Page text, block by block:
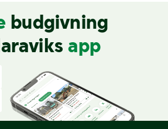
budgivning
app